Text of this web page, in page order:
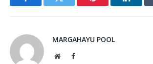
FacebookTwitter Pinterest
MARGAHAYU POOL
WebsiteFacebook